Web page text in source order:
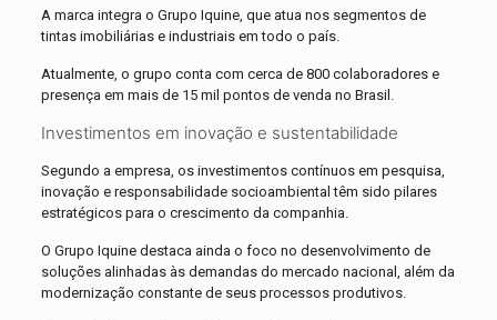
A marca integra o Grupo Iquine, que atua nos segmentos de
tintas imobiliárias e industriais em todo o país.
Atualmente, o grupo conta com cerca de 800 colaboradores e
presença em mais de 15 mil pontos de venda no Brasil.
Investimentos em inovação e sustentabilidade
Segundo a empresa, os investimentos contínuos em pesquisa,
inovação e responsabilidade socioambiental têm sido pilares
estratégicos para o crescimento da companhia.
O Grupo Iquine destaca ainda o foco no desenvolvimento de
soluções alinhadas às demandas do mercado nacional, além da
modernização constante de seus processos produtivos.